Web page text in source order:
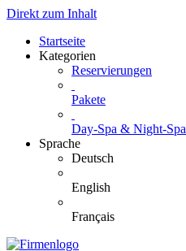
Direkt zum Inhalt
Startseite
Kategorien
Reservierungen
Pakete
Day-Spa & Night-Spa
Sprache
Deutsch
English
Français